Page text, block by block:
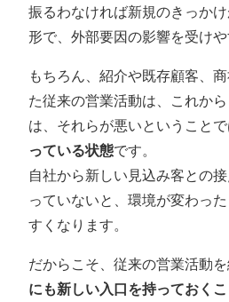
振るわなければ新規のきっか
形で、外部要因の影響を受けや
もちろん、紹介や既存顧客、
た従来の営業活動は、これか
は、それらが悪いということで
っている状態です。
自社から新しい見込み客との
っていないと、環境が変わっ
すくなります。
だからこそ、従来の営業活動を
にも新しい入口を持っておくこ